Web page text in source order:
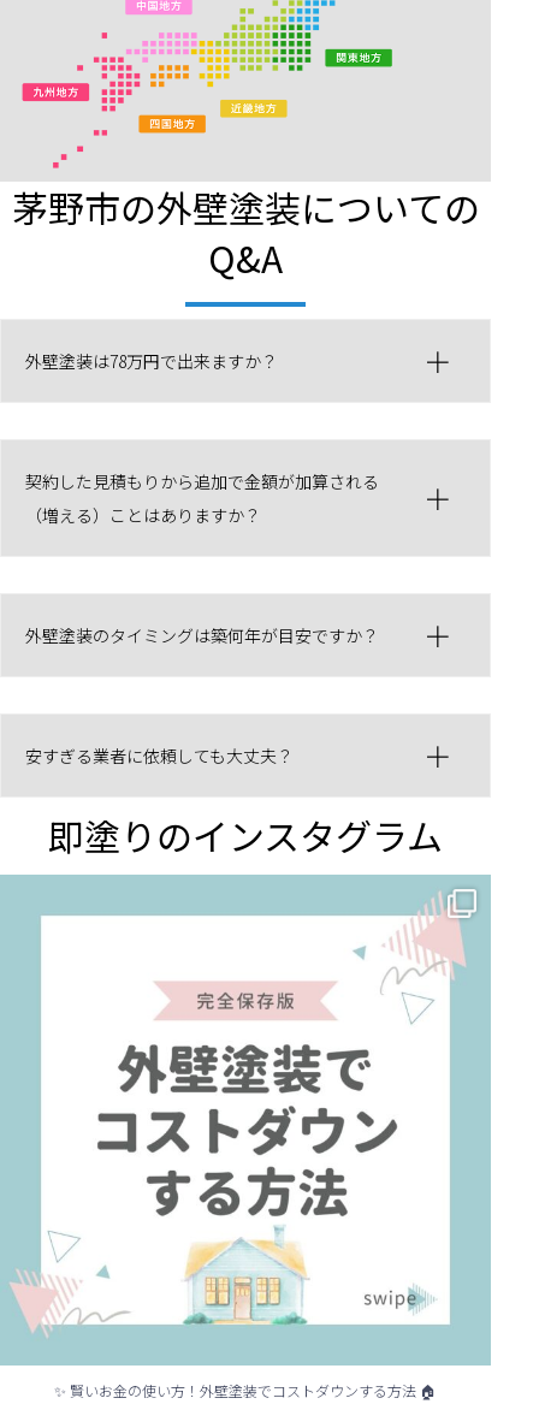
茅野市の外壁塗装についての
Q&A
外壁塗装は78万円で出来ますか？
契約した見積もりから追加で金額が加算される
（増える）ことはありますか？
外壁塗装のタイミングは築何年が目安ですか？
安すぎる業者に依頼しても大丈夫？
即塗りのインスタグラム
✨ 賢いお金の使い方！外壁塗装でコストダウンする方法 🏠
✨ 賢いお金の使い方！外壁塗装でコストダウンする方法 🏠